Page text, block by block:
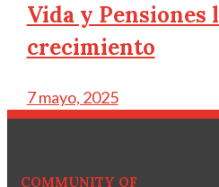
Vida y Pensiones
crecimiento
7 mayo, 2025
COMMUNITY OF